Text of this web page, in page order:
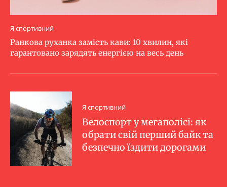
Я спортивний
Ранкова руханка замість кави: 10 хвилин, які
гарантовано зарядять енергією на весь день
Я спортивний
Велоспорт у мегаполісі: як
обрати свій перший байк та
безпечно їздити дорогами